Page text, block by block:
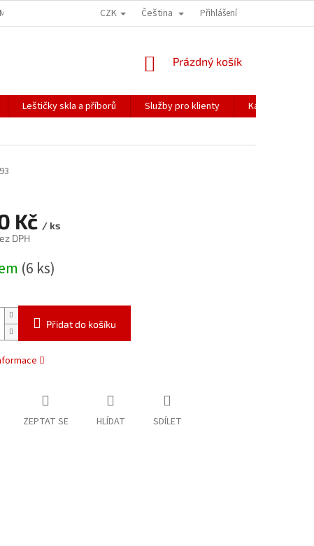
NAŠE ZÁSILKY PŘEPRAVA KŘEHKÉHO ZBOŽÍ KORESPONDENČNÍ
CZK Čeština Přihlášení
NÁKUPNÍ
Prázdný košík
Leštičky skla a příborů Služby pro klienty
Katalogy
Kč / ks
DPH
(6 ks)
Přidat do košíku
ZEPTAT SE HLÍDAT SDÍLET